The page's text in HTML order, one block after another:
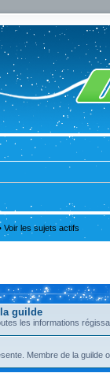
Voir les sujets actifs
guilde
les informations
Membre de la guilde